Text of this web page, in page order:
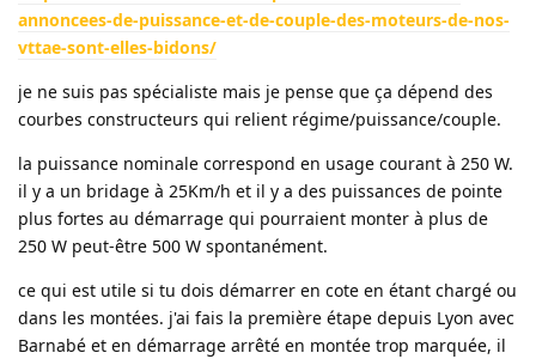
annoncees-de-puissance-et-de-couple-des-moteurs-de-nos-
vttae-sont-elles-bidons/
je ne suis pas spécialiste mais je pense que ça dépend des
courbes constructeurs qui relient régime/puissance/couple.
la puissance nominale correspond en usage courant à 250 W.
il y a un bridage à 25Km/h et il y a des puissances de pointe
plus fortes au démarrage qui pourraient monter à plus de
250 W peut-être 500 W spontanément.
ce qui est utile si tu dois démarrer en cote en étant chargé ou
dans les montées. j'ai fais la première étape depuis Lyon avec
Barnabé et en démarrage arrêté en montée trop marquée, il